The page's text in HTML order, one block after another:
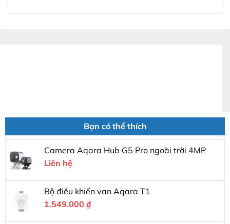
Bạn có thể thích
Camera Aqara Hub G5 Pro ngoài trời 4MP
Liên hệ
Bộ điều khiển van Aqara T1
1.549.000 ₫